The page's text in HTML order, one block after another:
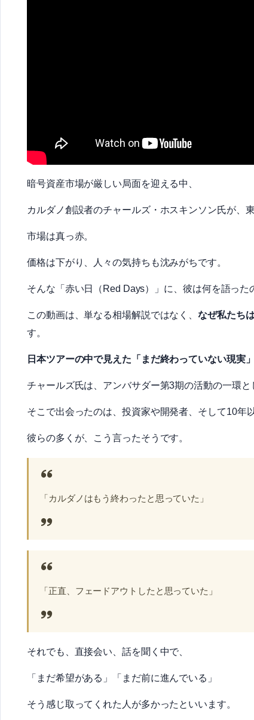
暗号資産市場が厳しい局面を迎える中、
カルダノ創設者のチャールズ・ホスキンソン氏が、
市場は真っ赤。
価格は下がり、人々の気持ちも沈みがちです。
そんな「赤い日（Red Days）」に、彼は何を語った
この動画は、単なる相場解説ではなく、なぜ私たち
す。
日本ツアーの中で見えた「まだ終わっていない現実」
チャールズ氏は、アンバサダー第3期の活動の一環
そこで出会ったのは、投資家や開発者、そして10年
彼らの多くが、こう言ったそうです。
「カルダノはもう終わったと思っていた」
「正直、フェードアウトしたと思っていた」
それでも、直接会い、話を聞く中で、
「まだ希望がある」「まだ前に進んでいる」
そう感じ取ってくれた人が多かったといいます。